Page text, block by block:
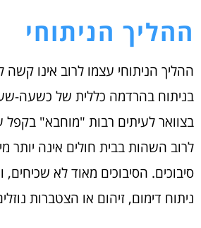
ההליך הניתוחי
ההליך הניתוחי עצמו לרוב אינו קשה
בניתוח בהרדמה כללית של כשעה-
בצוואר לעיתים רבות "מוחבא" בקפל
לרוב השהות בבית חולים אינה יותר
סיבוכים. הסיבוכים מאוד לא שכיחים,
ניתוח דימום, זיהום או הצטברות